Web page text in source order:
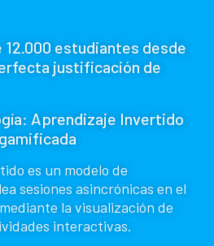
12.000 estudiantes desde
justificación de
Aprendizaje Invertido
es un modelo de
sesiones asincrónicas en el
la visualización de
interactivas.